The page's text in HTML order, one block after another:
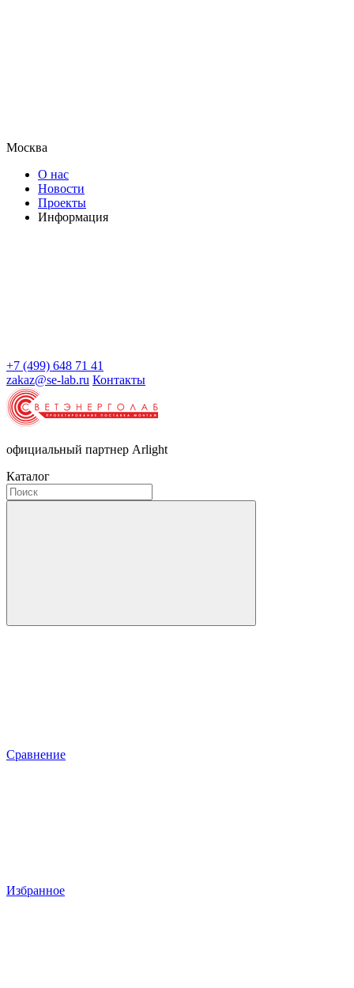
Москва
О нас
Новости
Проекты
Информация
+7 (499) 648 71 41
zakaz@se-lab.ru Контакты
официальный партнер Arlight
Каталог
Сравнение
Избранное